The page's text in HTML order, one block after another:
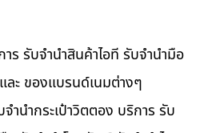
ร รับจำนำสินค้าไอที รับจำนำมือ
ละ ของแบรนด์เนมต่างๆ
ำนำกระเป๋าวิตตอง บริการ รับ